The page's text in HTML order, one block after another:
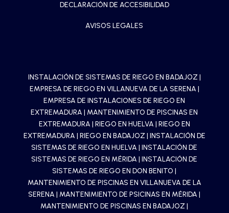
DECLARACIÓN DE ACCESIBILIDAD
AVISOS LEGALES
INSTALACIÓN DE SISTEMAS DE RIEGO EN BADAJOZ |
EMPRESA DE RIEGO EN VILLANUEVA DE LA SERENA |
EMPRESA DE INSTALACIONES DE RIEGO EN
EXTREMADURA | MANTENIMIENTO DE PISCINAS EN
EXTREMADURA | RIEGO EN HUELVA | RIEGO EN
EXTREMADURA | RIEGO EN BADAJOZ | INSTALACIÓN DE
SISTEMAS DE RIEGO EN HUELVA |INSTALACIÓN DE
SISTEMAS DE RIEGO EN MÉRIDA |INSTALACIÓN DE
SISTEMAS DE RIEGO EN DON BENITO |
MANTENIMIENTO DE PISCINAS EN VILLANUEVA DE LA
SERENA | MANTENIMIENTO DE PSICINAS EN MÉRIDA |
MANTENIMIENTO DE PISCINAS EN BADAJOZ |